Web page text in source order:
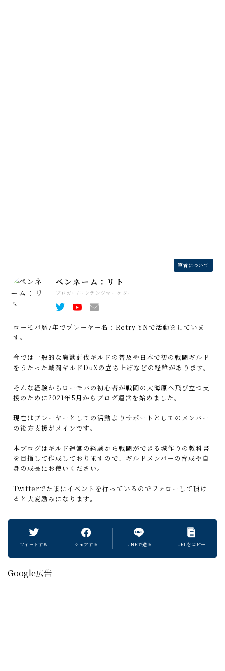
筆者について
ペンネーム：リト
ブロガー/コンテンツマーケター
ローモバ歴7年でプレーヤー名：Retry YNで活動をしていま
す。
今では一般的な魔獣討伐ギルドの普及や日本で初の戦闘ギルド
をうたった戦闘ギルドDuXの立ち上げなどの経緯があります。
そんな経験からローモバの初心者が戦闘の大海原へ飛び立つ支
援のために2021年5月からブログ運営を始めました。
現在はプレーヤーとしての活動よりサポートとしてのメンバー
の後方支援がメインです。
本ブログはギルド運営の経験から戦闘ができる城作りの教科書
を目指して作成しておりますので、ギルドメンバーの育成や自
身の成長にお使いください。
Twitterでたまにイベントを行っているのでフォローして頂け
ると大変励みになります。
ツイートする シェアする LINEで送る URLをコピー
Google広告